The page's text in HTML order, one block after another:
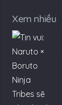
Xem nhiều